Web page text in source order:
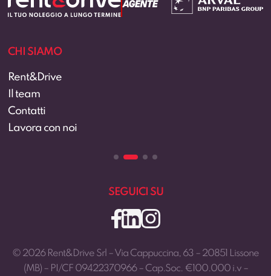
CHI SIAMO
Rent&Drive
Il team
Contatti
Lavora con noi
SEGUICI SU
© 2026 Rent&Drive Srl – Via Cappuccina, 63 – 20851 Lissone
(MB) – PI/CF 09422370966 – Cap.Soc. €100.000 i.v –